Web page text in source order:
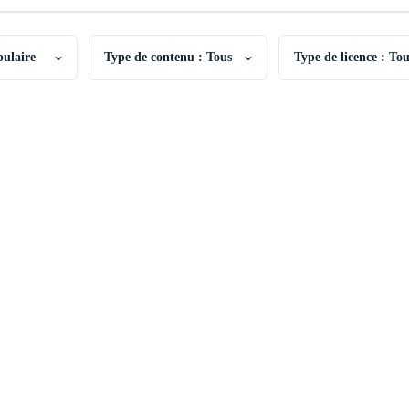
Type de contenu : Tous Type de licence :